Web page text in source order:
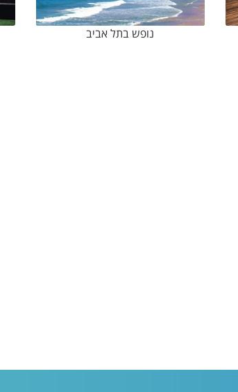
נופש בתל אביב